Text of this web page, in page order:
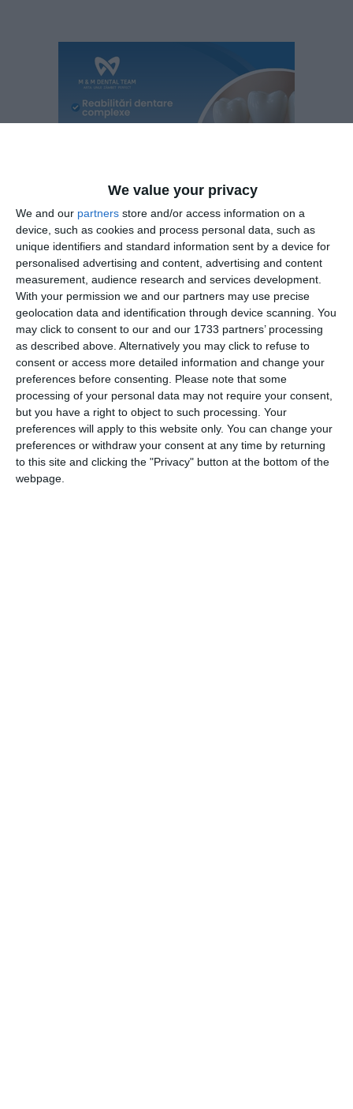
We value your privacy
We and our partners store and/or access information on a
device, such as cookies and process personal data, such as
unique identifiers and standard information sent by a device for
personalised advertising and content, advertising and content
measurement, audience research and services development.
With your permission we and our partners may use precise
geolocation data and identification through device scanning. You
may click to consent to our and our 1733 partners’ processing
as described above. Alternatively you may click to refuse to
consent or access more detailed information and change your
preferences before consenting.
Please note that some
processing of your personal data may not require your consent,
but you have a right to object to such processing. Your
preferences will apply to this website only. You can change your
preferences or withdraw your consent at any time by returning
to this site and clicking the "Privacy" button at the bottom of the
webpage.
Dusu Niculaemai este fondator si administrator înLogistic
Park SA Constanța, fondator si cenzor supleant înGrupul
DD SA Constanța, acționar și administrator înComplex
Condor SA Constanța și înCelco SA Constanța, asociat în
Sulina Estival 2002 SAși înDDN Global SRL Constanța
iar înSocep SA are calitatea de membru în Consiliul de
Supraveghere.
În trecut,Dușu Niculaea figurat înCentes SA ,Cina SAși în
Casa de Expediții „Phoenix“ SA